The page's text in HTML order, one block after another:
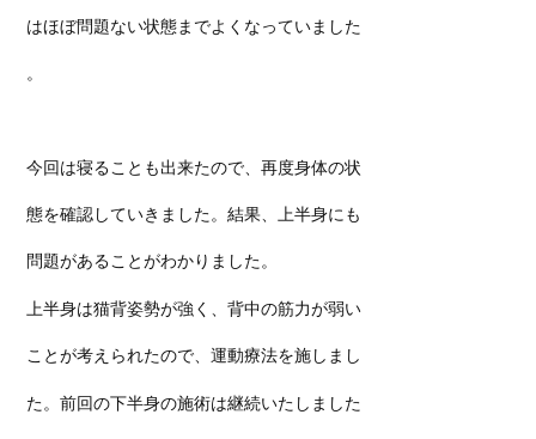
はほぼ問題ない状態までよくなっていました
。
今回は寝ることも出来たので、再度身体の状
態を確認していきました。結果、上半身にも
問題があることがわかりました。
上半身は猫背姿勢が強く、背中の筋力が弱い
ことが考えられたので、運動療法を施しまし
た。前回の下半身の施術は継続いたしました